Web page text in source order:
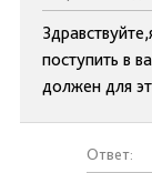
поступить в
должен для
Ответ: